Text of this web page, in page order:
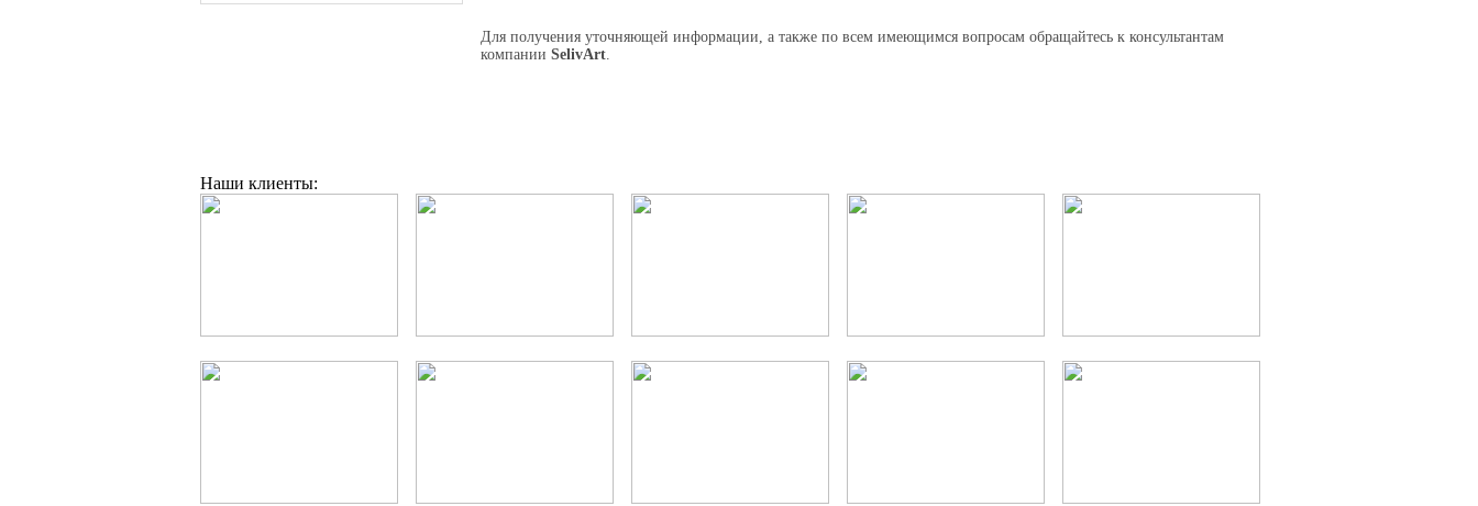
Для получения уточняющей информации, а также по всем имеющимся вопросам обращайтесь к консультантам
компании SelivArt
Наши клиенты: